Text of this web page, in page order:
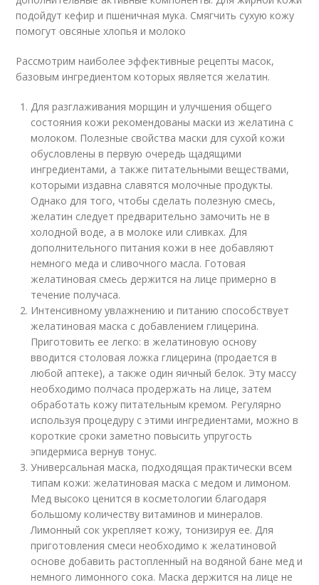
подойдут кефир и пшеничная мука. Смягчить сухую кожу
помогут овсяные хлопья и молоко
Рассмотрим наиболее эффективные рецепты масок,
базовым ингредиентом которых является желатин.
Для разглаживания морщин и улучшения общего
состояния кожи рекомендованы маски из желатина с
молоком. Полезные свойства маски для сухой кожи
обусловлены в первую очередь щадящими
ингредиентами, а также питательными веществами,
которыми издавна славятся молочные продукты.
Однако для того, чтобы сделать полезную смесь,
желатин следует предварительно замочить не в
холодной воде, а в молоке или сливках. Для
дополнительного питания кожи в нее добавляют
немного меда и сливочного масла. Готовая
желатиновая смесь держится на лице примерно в
течение получаса.
Интенсивному увлажнению и питанию способствует
желатиновая маска с добавлением глицерина.
Приготовить ее легко: в желатиновую основу
вводится столовая ложка глицерина (продается в
любой аптеке), а также один яичный белок. Эту массу
необходимо полчаса продержать на лице, затем
обработать кожу питательным кремом. Регулярно
используя процедуру с этими ингредиентами, можно в
короткие сроки заметно повысить упругость
эпидермиса вернув тонус.
Универсальная маска, подходящая практически всем
типам кожи: желатиновая маска с медом и лимоном.
Мед высоко ценится в косметологии благодаря
большому количеству витаминов и минералов.
Лимонный сок укрепляет кожу, тонизируя ее. Для
приготовления смеси необходимо к желатиновой
основе добавить растопленный на водяной бане мед и
немного лимонного сока. Маска держится на лице не